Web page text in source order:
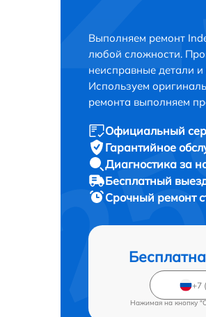
Выполняем ремонт
любой сложности.
неисправные детали и
Используем
ремонта выполняем
Официальный
Гарантийное
Диагностика за
Бесплатный
Срочный ремонт
Нажимая на кнопку